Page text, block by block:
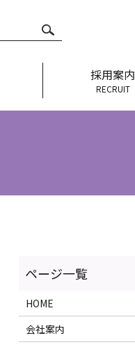
採用案内
RECRUIT
HOME
会社案内